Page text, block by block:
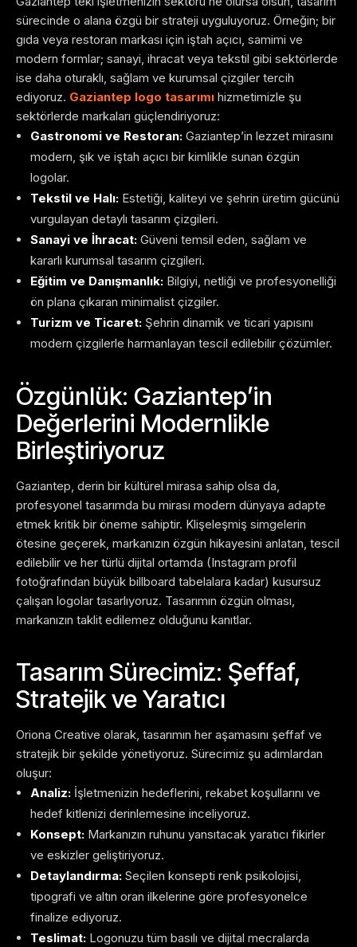
sürecinde o alana özgü bir strateji uyguluyoruz. Örneğin; bir
gıda veya restoran markası için iştah açıcı, samimi ve
modern formlar; sanayi, ihracat veya tekstil gibi sektörlerde
ise daha oturaklı, sağlam ve kurumsal çizgiler tercih
ediyoruz. Gaziantep logo tasarımı hizmetimizle şu
sektörlerde markaları güçlendiriyoruz:
Gastronomi ve Restoran: Gaziantep’in lezzet mirasını
modern, şık ve iştah açıcı bir kimlikle sunan özgün
logolar.
Tekstil ve Halı: Estetiği, kaliteyi ve şehrin üretim gücünü
vurgulayan detaylı tasarım çizgileri.
Sanayi ve İhracat: Güveni temsil eden, sağlam ve
kararlı kurumsal tasarım çizgileri.
Eğitim ve Danışmanlık: Bilgiyi, netliği ve profesyonelliği
ön plana çıkaran minimalist çizgiler.
Turizm ve Ticaret: Şehrin dinamik ve ticari yapısını
modern çizgilerle harmanlayan tescil edilebilir çözümler.
Özgünlük: Gaziantep’in
Değerlerini Modernlikle
Birleştiriyoruz
Gaziantep, derin bir kültürel mirasa sahip olsa da,
profesyonel tasarımda bu mirası modern dünyaya adapte
etmek kritik bir öneme sahiptir. Klişeleşmiş simgelerin
ötesine geçerek, markanızın özgün hikayesini anlatan, tescil
edilebilir ve her türlü dijital ortamda (Instagram profil
fotoğrafından büyük billboard tabelalara kadar) kusursuz
çalışan logolar tasarlıyoruz. Tasarımın özgün olması,
markanızın taklit edilemez olduğunu kanıtlar.
Tasarım Sürecimiz: Şeffaf,
Stratejik ve Yaratıcı
Oriona Creative olarak, tasarımın her aşamasını şeffaf ve
stratejik bir şekilde yönetiyoruz. Sürecimiz şu adımlardan
oluşur:
Analiz: İşletmenizin hedeflerini, rekabet koşullarını ve
hedef kitlenizi derinlemesine inceliyoruz.
Konsept: Markanızın ruhunu yansıtacak yaratıcı fikirler
ve eskizler geliştiriyoruz.
Detaylandırma: Seçilen konsepti renk psikolojisi,
tipografi ve altın oran ilkelerine göre profesyonelce
finalize ediyoruz.
Teslimat: Logonuzu tüm basılı ve dijital mecralarda